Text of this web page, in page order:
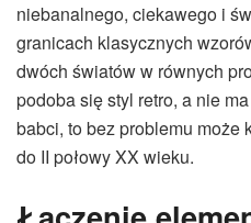
niebanalnego, ciekawego i
granicach klasycznych
dwóch światów w równych
podoba się styl retro, a nie
babci, to bez problemu
do II połowy XX wieku.